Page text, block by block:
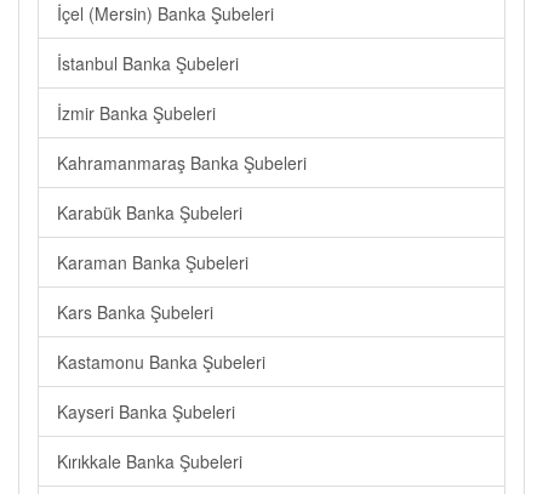
İçel (Mersin) Banka Şubeleri
İstanbul Banka Şubeleri
İzmir Banka Şubeleri
Kahramanmaraş Banka Şubeleri
Karabük Banka Şubeleri
Karaman Banka Şubeleri
Kars Banka Şubeleri
Kastamonu Banka Şubeleri
Kayseri Banka Şubeleri
Kırıkkale Banka Şubeleri